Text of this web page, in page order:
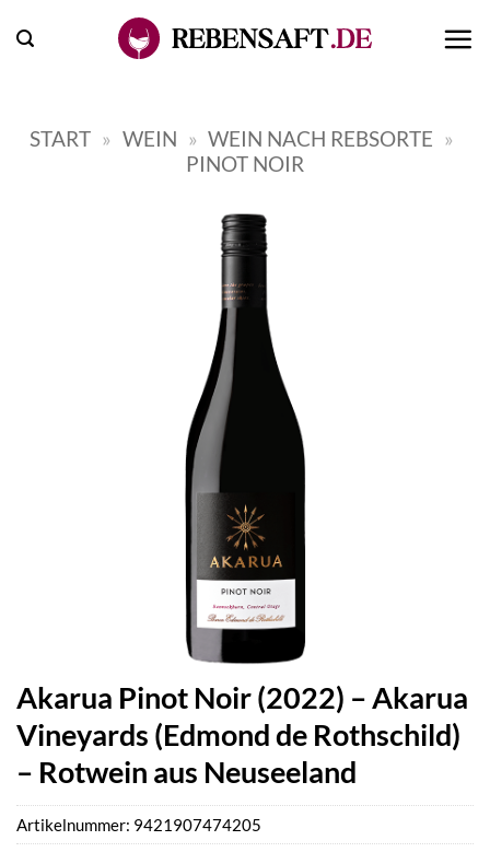
Inhalt
START » WEIN » WEIN NACH REBSORTE »
PINOT NOIR
Akarua Pinot Noir (2022) – Akarua
Vineyards (Edmond de Rothschild)
– Rotwein aus Neuseeland
Artikelnummer: 9421907474205